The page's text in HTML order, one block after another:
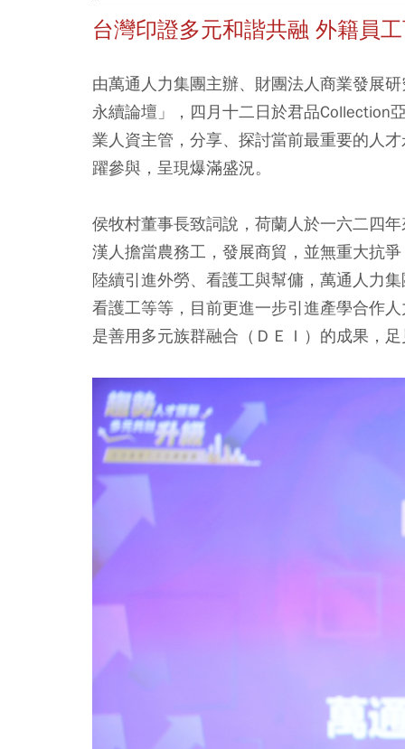
台灣印證多元和諧共融 外籍員
由萬通人力集團主辦、財團法人商業發展
永續論壇」，四月十二日於君品Collection
業人資主管，分享、探討當前最重要的人
躍參與，呈現爆滿盛況。
侯牧村董事長致詞說，荷蘭人於一六二四
漢人擔當農務工，發展商貿，並無重大抗
陸續引進外勞、看護工與幫傭，萬通人力
看護工等等，目前更進一步引進產學合作
是善用多元族群融合（ＤＥＩ）的成果，